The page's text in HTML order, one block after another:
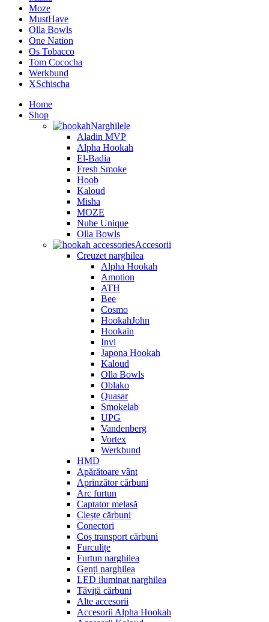
Moze
MustHave
Olla Bowls
One Nation
Os Tobacco
Tom Cococha
Werkbund
XSchischa
Home
Shop
Narghilele
Aladin MVP
Alpha Hookah
El-Badia
Fresh Smoke
Hoob
Kaloud
Misha
MOZE
Nube Unique
Olla Bowls
Accesorii
Creuzet narghilea
Alpha Hookah
Amotion
ATH
Bee
Cosmo
HookahJohn
Hookain
Invi
Japona Hookah
Kaloud
Olla Bowls
Oblako
Quasar
Smokelab
UPG
Vandenberg
Vortex
Werkbund
HMD
Apărătoare vânt
Aprinzător cărbuni
Arc furtun
Captator melasă
Clește cărbuni
Conectori
Coș transport cărbuni
Furculițe
Furtun narghilea
Genți narghilea
LED iluminat narghilea
Tăviță cărbuni
Alte accesorii
Accesorii Alpha Hookah